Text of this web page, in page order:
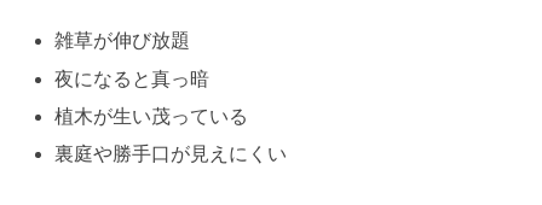
雑草が伸び放題
夜になると真っ暗
植木が生い茂っている
裏庭や勝手口が見えにくい